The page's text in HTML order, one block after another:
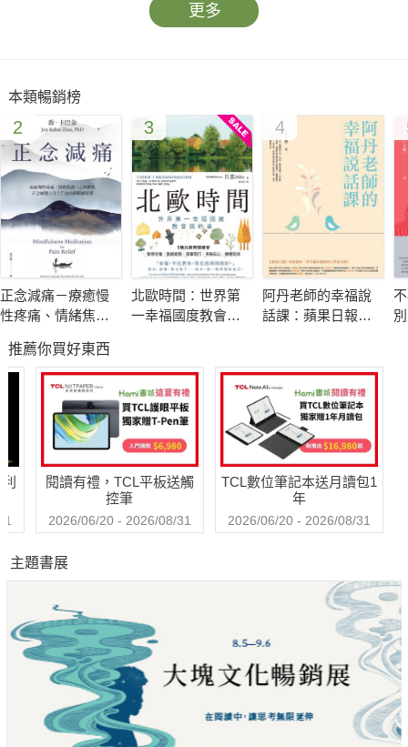
【意願與義務】
有人陷入困難正需要幫助，我們卻渴望與戀人幽會；
我們也許左右為難，既想贊同別人，又想反對他們。
【兩個價值觀念】
戰爭期間我們相信冒險出征是義務，
但也有人認為留下來照看親人是責任。
生活在當今社會，必須經常進行各種選擇。
所以，我們有衝突，那是不足為怪的！
通常人們低估的是衝突在精神官能症中所引起的作用。
要發現這些衝突並非易事，一方面由於它們主要處於無意識中，
但更重要的是因為精神官能症患者往往矢口否認它們的存在！
◎自相矛盾是衝突存在的確切指標
一名女性很想結婚，卻躲避向她求愛的男性；
一位溺愛孩子的母親卻常常忘記他們的生日；
◎每一症狀都是衝突的直接或間接產物
在本書中，讀者將逐步看到未被解決的衝突對人有什麼影響，它
是怎樣產生焦慮、壓抑、猶豫、遲鈍、孤立等狀態的。對成因的
理解有助於我們將注意力從表現出的紊亂轉向紊亂的根源，儘管
無法揭示根源的確切本質。
更多
本類暢銷榜
2
正念減痛－療癒慢
性疼痛、情緒焦
念減壓之父卡巴金
的靜觀練習課
3
北歐時間：世界第
一幸福國度教會我
4
阿丹老師的幸福說
話課：蘋果日報專
課，教你不當句點
王，「說」出幸福
人生！
推薦你買好東西
閱讀有禮，TCL平板送觸
控筆
2026/06/20 - 2026/08/31
TCL數位筆記本送月讀包1
年
2026/06/20 - 2026/08/31
主題書展